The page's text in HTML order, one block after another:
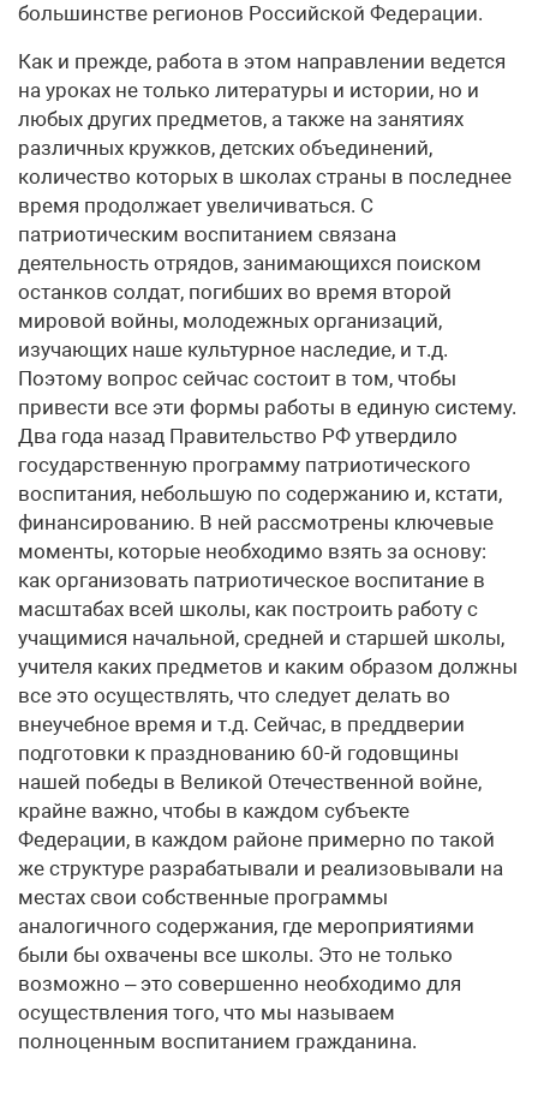
большинстве регионов Российской Федерации.
Как и прежде, работа в этом направлении ведется
на уроках не только литературы и истории, но и
любых других предметов, а также на занятиях
различных кружков, детских объединений,
количество которых в школах страны в последнее
время продолжает увеличиваться. С
патриотическим воспитанием связана
деятельность отрядов, занимающихся поиском
останков солдат, погибших во время второй
мировой войны, молодежных организаций,
изучающих наше культурное наследие, и т.д.
Поэтому вопрос сейчас состоит в том, чтобы
привести все эти формы работы в единую систему.
Два года назад Правительство РФ утвердило
государственную программу патриотического
воспитания, небольшую по содержанию и, кстати,
финансированию. В ней рассмотрены ключевые
моменты, которые необходимо взять за основу:
как организовать патриотическое воспитание в
масштабах всей школы, как построить работу с
учащимися начальной, средней и старшей школы,
учителя каких предметов и каким образом должны
все это осуществлять, что следует делать во
внеучебное время и т.д. Сейчас, в преддверии
подготовки к празднованию 60-й годовщины
нашей победы в Великой Отечественной войне,
крайне важно, чтобы в каждом субъекте
Федерации, в каждом районе примерно по такой
же структуре разрабатывали и реализовывали на
местах свои собственные программы
аналогичного содержания, где мероприятиями
были бы охвачены все школы. Это не только
возможно – это совершенно необходимо для
осуществления того, что мы называем
полноценным воспитанием гражданина.